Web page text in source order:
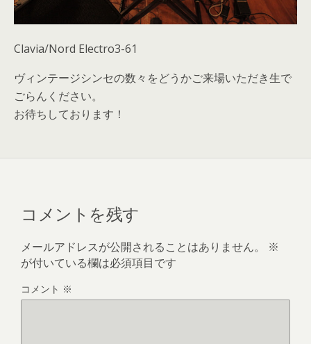
Clavia/Nord Electro3-61
ヴィンテージシンセの数々をどうかご来場いただき生で
ごらんください。
お待ちしております！
コメントを残す
メールアドレスが公開されることはありません。
※
が付いている欄は必須項目です
コメント ※